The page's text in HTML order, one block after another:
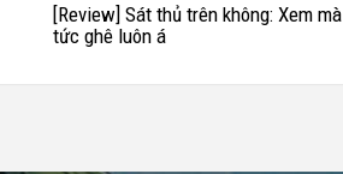
[Review] Sát thủ trên không: Xem mà
tức ghê luôn á